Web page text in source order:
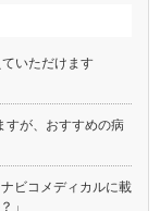
いただけます
すが、おすすめの病
ビコメディカルに載
」